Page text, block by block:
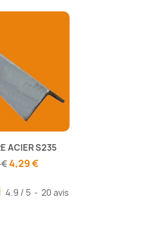
ACIER S235
4,29 €
4.9 / 5 - 20 avis